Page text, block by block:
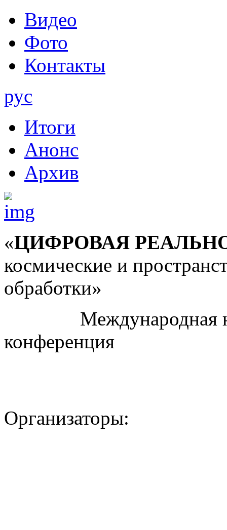
Видео
Фото
Контакты
рус
Итоги
Анонс
Архив
«ЦИФРОВАЯ
космические и
обработки»
Международная
конференция
Организаторы: